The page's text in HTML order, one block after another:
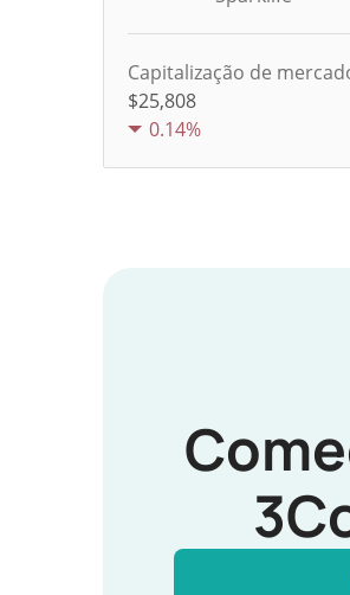
Capitalização de
$25,808
0.14%